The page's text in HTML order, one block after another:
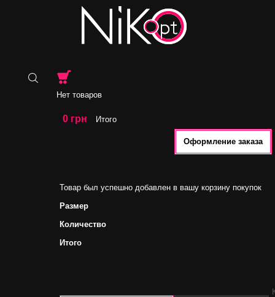
Нет товаров
0 грн Итого
Оформление заказа
Товар был успешно добавлен в вашу корзину покупок
Размер
Количество
Итого